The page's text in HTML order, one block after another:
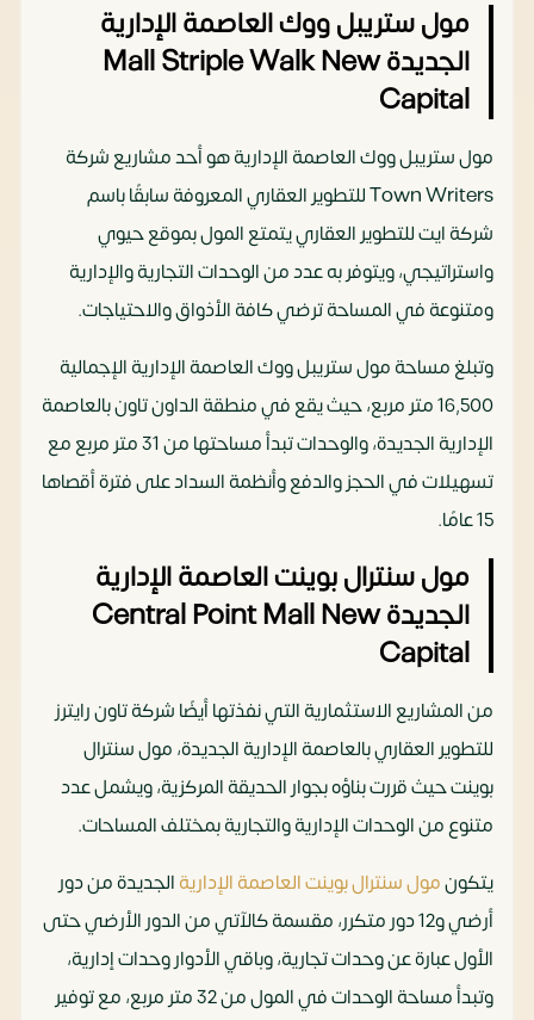
مول ستريبل ووك العاصمة الإدارية
الجديدة Mall Striple Walk New
Capital
مول ستريبل ووك العاصمة الإدارية هو أحد مشاريع شركة
Town Writers للتطوير العقاري المعروفة سابقًا باسم
شركة ايت للتطوير العقاري يتمتع المول بموقع حيوي
واستراتيجي، ويتوفر به عدد من الوحدات التجارية والإدارية
ومتنوعة في المساحة ترضي كافة الأذواق والاحتياجات.
وتبلغ مساحة مول ستريبل ووك العاصمة الإدارية الإجمالية
16,500 متر مربع، حيث يقع في منطقة الداون تاون بالعاصمة
الإدارية الجديدة، والوحدات تبدأ مساحتها من 31 متر مربع مع
تسهيلات في الحجز والدفع وأنظمة السداد على فترة أقصاها
15 عامًا.
مول سنترال بوينت العاصمة الإدارية
الجديدة Central Point Mall New
Capital
من المشاريع الاستثمارية التي نفذتها أيضًا شركة تاون رايترز
للتطوير العقاري بالعاصمة الإدارية الجديدة، مول سنترال
بوينت حيث قررت بناؤه بجوار الحديقة المركزية، ويشمل عدد
متنوع من الوحدات الإدارية والتجارية بمختلف المساحات.
يتكونمول سنترال بوينت العاصمة الإداريةالجديدةمن دور
أرضي و12 دور متكرر، مقسمة كالآتي من الدور الأرضي حتى
الأول عبارة عن وحدات تجارية، وباقي الأدوار وحدات إدارية،
وتبدأ مساحة الوحدات في المول من 32 متر مربع، مع توفير